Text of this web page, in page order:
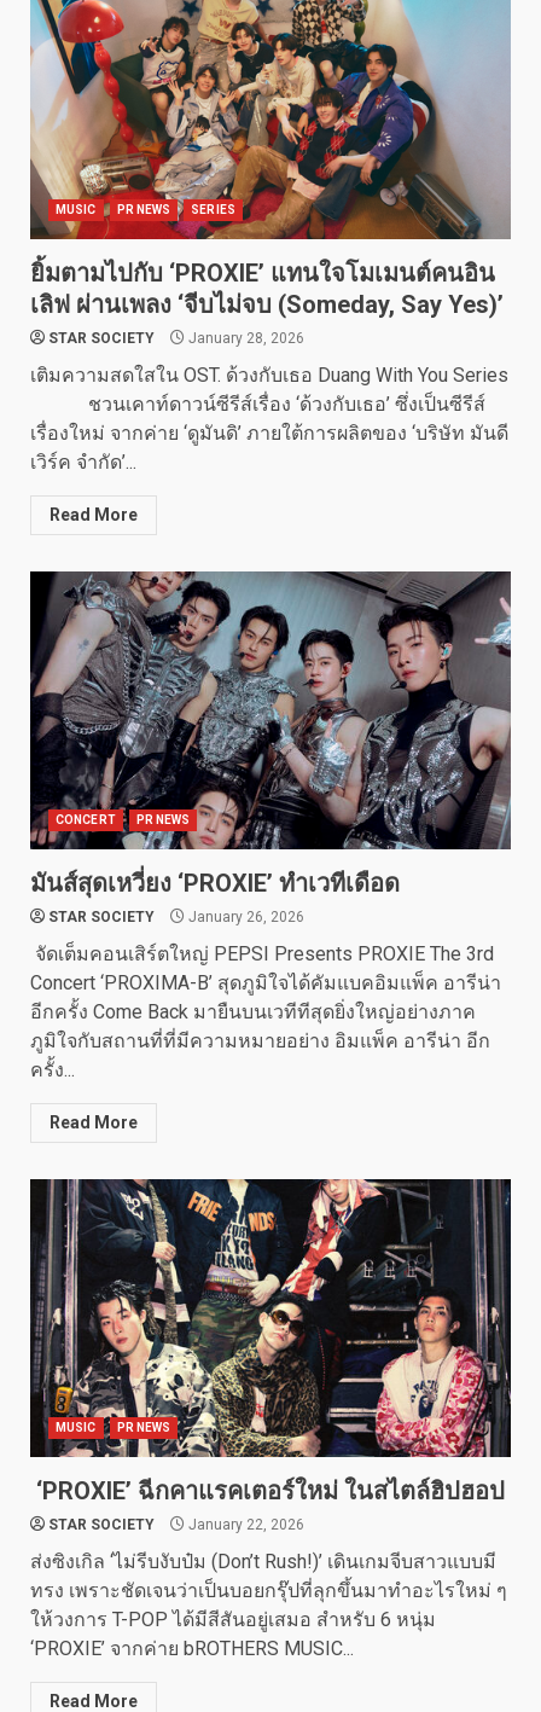
MUSIC PR NEWS SERIES
ยิ้มตามไปกับ ‘PROXIE’ แทนใจโมเมนต์คนอิน
เลิฟ ผ่านเพลง ‘จีบไม่จบ (Someday, Say Yes)’
STAR SOCIETY January 28, 2026
เติมความสดใสใน OST. ด้วงกับเธอ Duang With You Series
ชวนเคาท์ดาวน์ซีรีส์เรื่อง ‘ด้วงกับเธอ’ ซึ่งเป็นซีรีส์
เรื่องใหม่ จากค่าย ‘ดูมันดิ’ ภายใต้การผลิตของ ‘บริษัท มันดี
เวิร์ค จำกัด’...
Read More
CONCERT PR NEWS
มันส์สุดเหวี่ยง ‘PROXIE’ ทำเวทีเดือด
STAR SOCIETY January 26, 2026
จัดเต็มคอนเสิร์ตใหญ่ PEPSI Presents PROXIE The 3rd
Concert ‘PROXIMA-B’ สุดภูมิใจได้คัมแบคอิมแพ็ค อารีน่า
อีกครั้ง Come Back มายืนบนเวทีทีสุดยิ่งใหญ่อย่างภาค
ภูมิใจกับสถานที่ที่มีความหมายอย่าง อิมแพ็ค อารีน่า อีก
ครั้ง...
Read More
MUSIC PR NEWS
‘PROXIE’ ฉีกคาแรคเตอร์ใหม่ ในสไตล์ฮิปฮอป
STAR SOCIETY January 22, 2026
ส่งซิงเกิล ‘ไม่รีบงับป๋ม (Don’t Rush!)’ เดินเกมจีบสาวแบบมี
ทรง เพราะชัดเจนว่าเป็นบอยกรุ๊ปที่ลุกขึ้นมาทำอะไรใหม่ ๆ
ให้วงการ T-POP ได้มีสีสันอยู่เสมอ สำหรับ 6 หนุ่ม
‘PROXIE’ จากค่าย bROTHERS MUSIC...
Read More